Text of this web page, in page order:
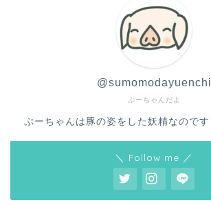
ぷーちゃんだよ
@sumomodayuenchi
ぷーちゃんは豚の姿をした妖精なのです
＼ Follow me ／